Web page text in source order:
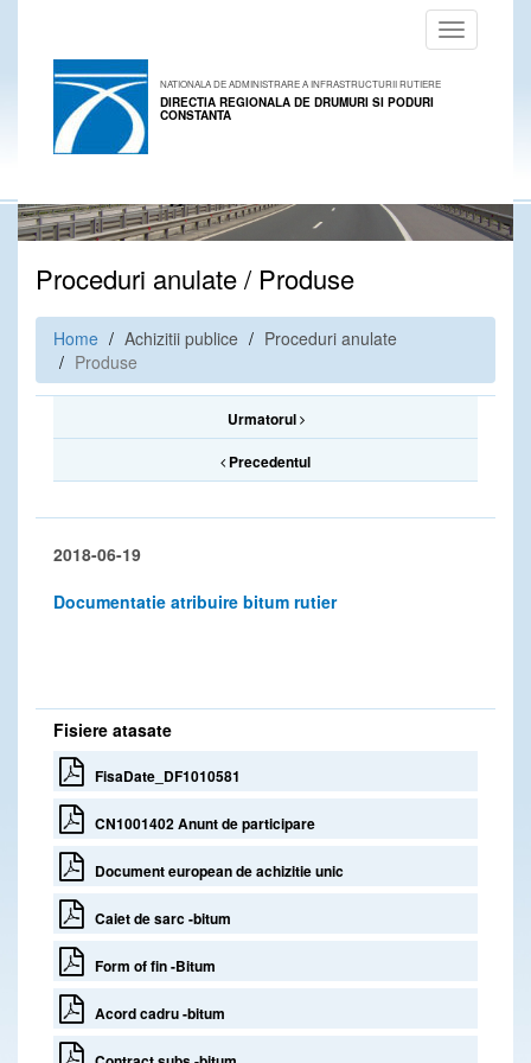
Toggle
navigation
NATIONALA DE ADMINISTRARE A INFRASTRUCTURII RUTIERE
DIRECTIA REGIONALA DE DRUMURI SI PODURI
CONSTANTA
Proceduri anulate / Produse
Home Achizitii publice
Proceduri anulate
Produse
Urmatorul
Precedentul
2018-06-19
Documentatie atribuire bitum rutier
Fisiere atasate
FisaDate_DF1010581
CN1001402 Anunt de participare
Document european de achizitie unic
Caiet de sarc -bitum
Form of fin -Bitum
Acord cadru -bitum